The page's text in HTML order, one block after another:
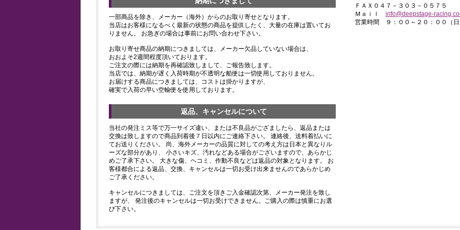
一部商品を除き、メーカー（海外）からのお取り寄せとなります。
当店はお客様になるべく最新の状態の商品を提供したく、大量の在庫は置いてお
りません。 お急ぎの場合は事前にお問い合わせ下さい。
お取り寄せ商品の納期につきましては、メーカー欠品していない場合は、
おおよそ2週間程度頂いております。
ご注文の際には納期を再確認致しまして、ご報告致します。
当店では、納期が遅く入荷時期が不透明な船便は一切使用しておりません。
お届けする商品につきましては、コストは掛かりますが、
確実で入荷の早い空輸便を使用しております。
返品、キャンセルについて
当社の発注ミス等で万一サイズ違い、または不良品がござましたら、返品または
交換は致しますので商品到着後７日以内にご連絡下さい。 連絡後、送料着払いに
てお送りください。 尚、海外メーカーの品質に対しての考え方は日本と異なりル
ーズな部分があり、 小さいキズ、汚れなどある場合がございますので、あらかじ
めご了承下さい。 大きな傷、ヘコミ、作動不良などは返品の対象となります。 お
客様都合による返品、交換、キャンセルは一切お受け出来ませんのであらかじめ
ご了承ください。
キャンセルにつきましては、ご注文を頂きご入金確認次第、メーカー発注を致し
ますが、 発注後のキャンセルは一切お受けできません。ご購入の際は慎重にお選
び下さい。
ＦＡＸ０４７－３０３－０５７５
Ｍａｉｌ info@deepstage-
営業時間 ９：００～２０：００（日